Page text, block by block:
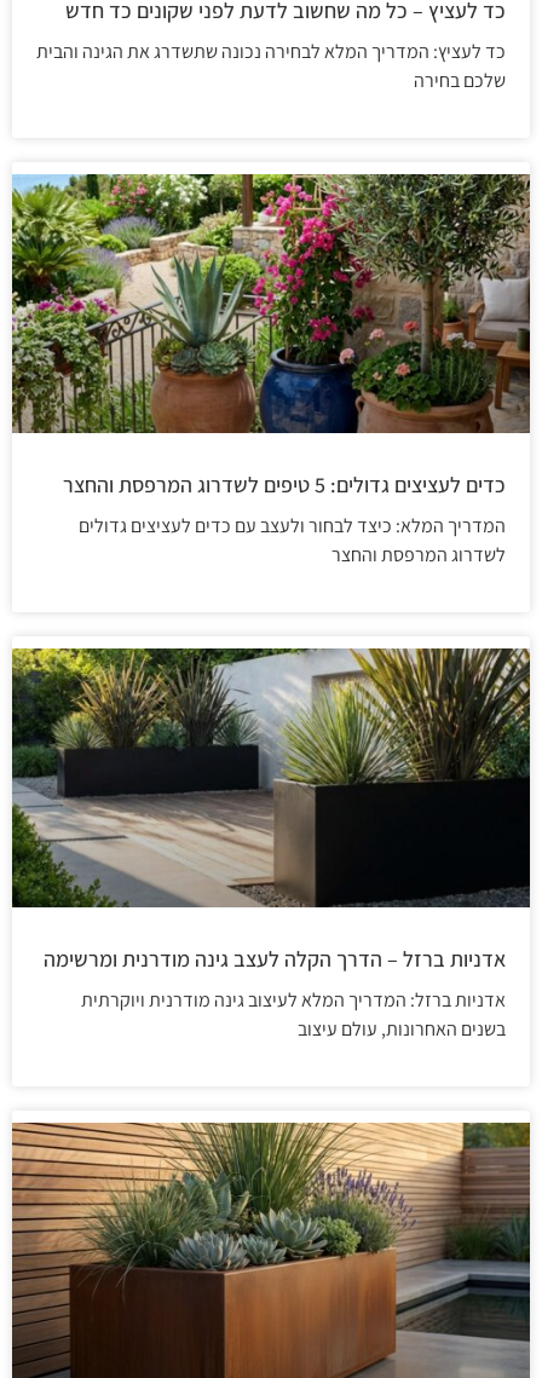
כד לעציץ – כל מה שחשוב לדעת לפני שקונים כד חדש
כד לעציץ: המדריך המלא לבחירה נכונה שתשדרג את הגינה והבית
שלכם בחירה
כדים לעציצים גדולים: 5 טיפים לשדרוג המרפסת והחצר
המדריך המלא: כיצד לבחור ולעצב עם כדים לעציצים גדולים
לשדרוג המרפסת והחצר
אדניות ברזל – הדרך הקלה לעצב גינה מודרנית ומרשימה
אדניות ברזל: המדריך המלא לעיצוב גינה מודרנית ויוקרתית
בשנים האחרונות, עולם עיצוב